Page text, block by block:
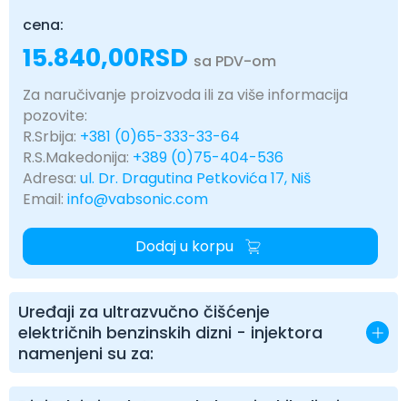
cena:
15.840,00RSD sa PDV-om
Za naručivanje proizvoda ili za više informacija
pozovite:
R.Srbija: +381 (0)65-333-33-64
R.S.Makedonija: +389 (0)75-404-536
Adresa: ul. Dr. Dragutina Petkovića 17, Niš
Email: info@vabsonic.com
Dodaj u korpu
Uređaji za ultrazvučno čišćenje
električnih benzinskih dizni - injektora
namenjeni su za: